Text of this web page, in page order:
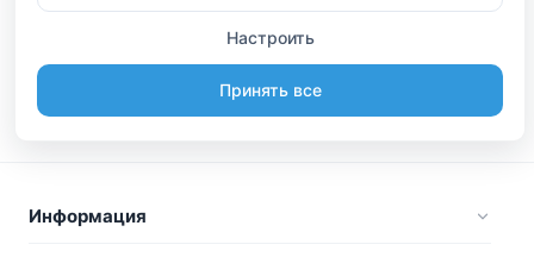
Настроить
Принять все
Информация